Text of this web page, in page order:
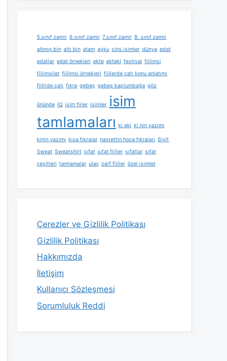
5.sınıf zamir 6.sınıf zamir 7.sınıf zamir 8. sınıf zamir
altmış bin altı bin atam ayku cins isimler dünya edat
edatlar edat örnekleri ekte ekteki festival fiilimsi
fiilimsiler fiilimsi örnekleri fiillerde çatı konu anlatımı
fiillrde çatı fıkra gebeş gebeş kaplumbağa göz
önünde IQ isim fiiler isimler isim
tamlamaları ki eki ki nin yazımı
kinin yazımı kısa fıkralar nasrettin hoca fıkraları Sivit
Sweat Sweatshirt sıfat sıfat fiiller sıfatlar sıfat
çeşitleri tamlamalar ulaç zarf fiiller özel isimler
Çerezler ve Gizlilik Politikası
Gizlilik Politikası
Hakkımızda
İletişim
Kullanıcı Sözleşmesi
Sorumluluk Reddi